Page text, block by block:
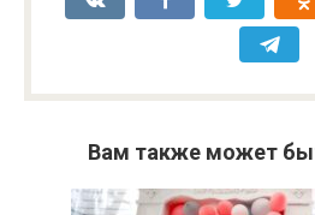
Вам также может